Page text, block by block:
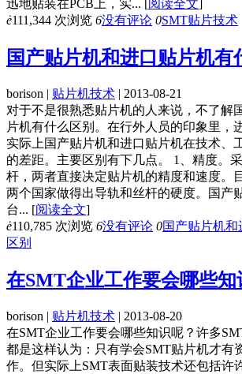
迅地贴装在PCB上，实... [阅读全文]
ė111,344 次浏览 6没有评论 0SMT贴片技术
国产贴片机和进口贴片机有
borison | 贴片机技术 | 2013-08-21
对于不是很熟悉贴片机的人来说，不了解
片机有什么区别。在行外人员的印象里，
实际上国产贴片机和进口贴片机在技术、
的差距。主要区别有下几点。 1、精度。
杆，两者直接决定贴片机的精度和速度。
两个国家做得出导轨和丝杆的硬度。国产
台... [阅读全文]
ė110,785 次浏览 6没有评论 0国产贴片机
区别
在SMT企业工作要会哪些知
borison | 贴片机技术 | 2013-08-20
在SMT企业工作要会哪些知识呢？许多
都是这样认为：只有学会SMT贴片机才有
作。但实际上SMT表面贴装技术还包括许